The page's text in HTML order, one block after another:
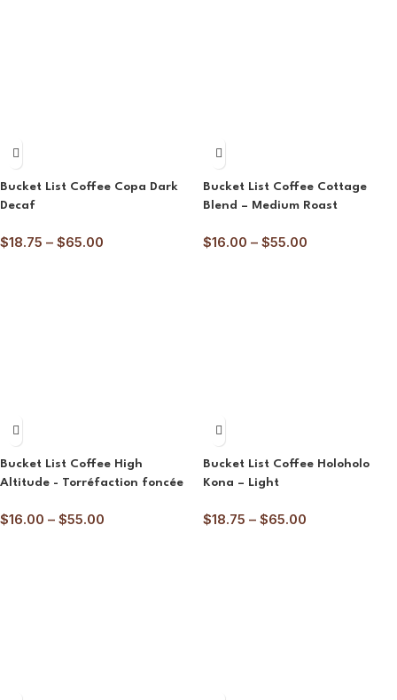
Bucket List Coffee Copa Dark
Decaf
$18.75 – $65.00
Bucket List Coffee Cottage
Blend – Medium Roast
$16.00 – $55.00
Bucket List Coffee High
Altitude - Torréfaction foncée
$16.00 – $55.00
Bucket List Coffee Holoholo
Kona – Light
$18.75 – $65.00